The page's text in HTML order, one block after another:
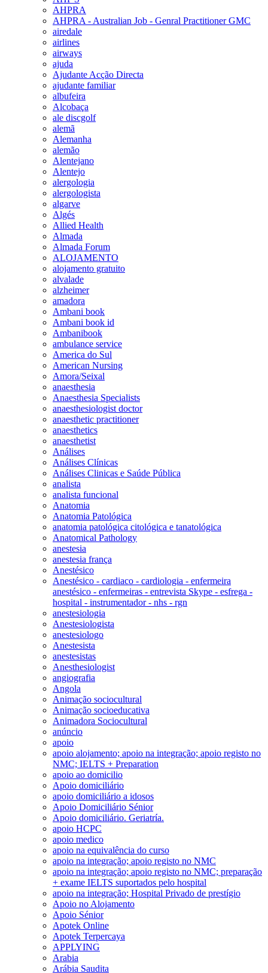
AHPRA
AHPRA - Australian Job - Genral Practitioner GMC
airedale
airlines
airways
ajuda
Ajudante Acção Directa
ajudante familiar
albufeira
Alcobaça
ale discgolf
alemã
Alemanha
alemão
Alentejano
Alentejo
alergologia
alergologista
algarve
Algés
Allied Health
Almada
Almada Forum
ALOJAMENTO
alojamento gratuito
alvalade
alzheimer
amadora
Ambani book
Ambani book id
Ambanibook
ambulance service
America do Sul
American Nursing
Amora/Seixal
anaesthesia
Anaesthesia Specialists
anaesthesiologist doctor
anaesthetic practitioner
anaesthetics
anaesthetist
Análises
Análises Clínicas
Análises Clinicas e Saúde Pública
analista
analista funcional
Anatomia
Anatomia Patológica
anatomia patológica citológica e tanatológica
Anatomical Pathology
anestesia
anestesia frança
Anestésico
Anestésico - cardiaco - cardiologia - enfermeira
anestésico - enfermeiras - entrevista Skype - esfrega -
hospital - instrumentador - nhs - rgn
anestesiologia
Anestesiologista
anestesiologo
Anestesista
anestesistas
Anesthesiologist
angiografia
Angola
Animação sociocultural
Animação socioeducativa
Animadora Sociocultural
anúncio
apoio
apoio alojamento; apoio na integração; apoio registo no
NMC; IELTS + Preparation
apoio ao domicilio
Apoio domiciliário
apoio domiciliário a idosos
Apoio Domiciliário Sénior
Apoio domiciliário. Geriatría.
apoio HCPC
apoio medico
apoio na equivalência do curso
apoio na integração; apoio registo no NMC
apoio na integração; apoio registo no NMC; preparação
+ exame IELTS suportados pelo hospital
apoio na integração; Hospital Privado de prestígio
Apoio no Alojamento
Apoio Sénior
Apotek Online
Apotek Terpercaya
APPLYING
Arabia
Arábia Saudita